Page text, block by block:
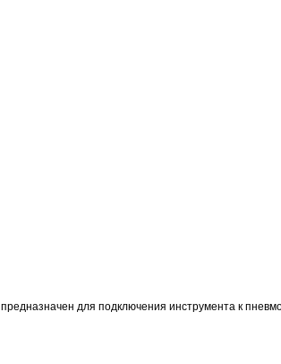
предназначен для подключения инструмента к